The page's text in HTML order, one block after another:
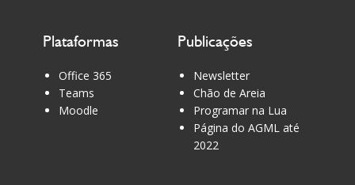
Plataformas
Office 365
Teams
Moodle
Publicações
Newsletter
Chão de Areia
Programar na Lua
Página do AGML até
2022